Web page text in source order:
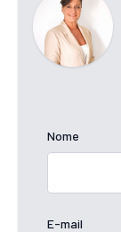
Nome
E-mail